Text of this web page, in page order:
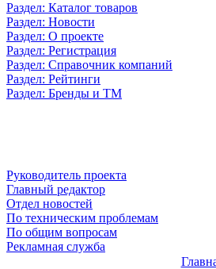
Раздел: Каталог товаров
Раздел: Новости
Раздел: О проекте
Раздел: Регистрация
Раздел: Справочник компаний
Раздел: Рейтинги
Раздел: Бренды и ТМ
Руководитель проекта
Главный редактор
Отдел новостей
По техническим проблемам
По общим вопросам
Рекламная служба